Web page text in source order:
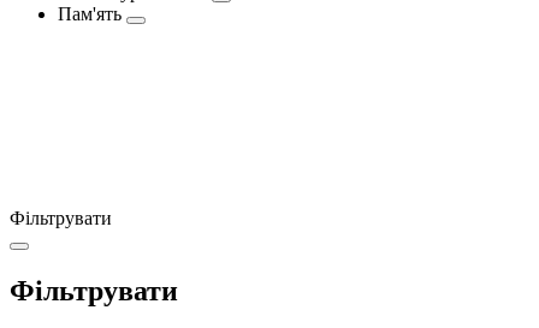
Пам'ять
Фільтрувати
Фільтрувати